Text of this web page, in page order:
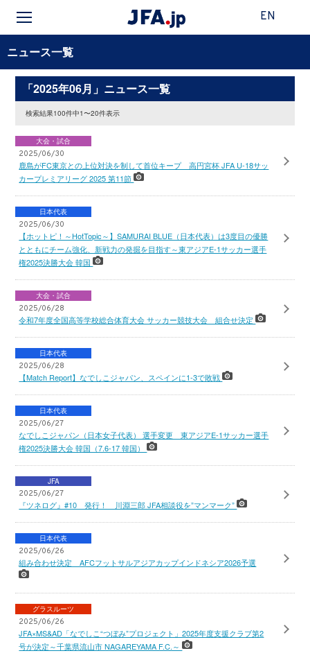
EN
ニュース一覧
「2025年06月」ニュース一覧
検索結果100件中1〜20件表示
大会・試合
2025/06/30
鹿島がFC東京との上位対決を制して首位キープ 高円宮杯 JFA U-18サッ
カープレミアリーグ 2025 第11節
日本代表
2025/06/30
【ホットピ！～HotTopic～】SAMURAI BLUE（日本代表）は3度目の優勝
とともにチーム強化、新戦力の発掘を目指す～東アジアE-1サッカー選手
権2025決勝大会 韓国
大会・試合
2025/06/28
令和7年度全国高等学校総合体育大会 サッカー競技大会 組合せ決定
日本代表
2025/06/28
【Match Report】なでしこジャパン、スペインに1-3で敗戦
日本代表
2025/06/27
なでしこジャパン（日本女子代表） 選手変更 東アジアE-1サッカー選手
権2025決勝大会 韓国（7.6-17 韓国）
JFA
2025/06/27
『ツネログ』#10 発行！ 川淵三郎 JFA相談役を”マンマーク”
日本代表
2025/06/26
組み合わせ決定 AFCフットサルアジアカップインドネシア2026予選
グラスルーツ
2025/06/26
JFA×MS&AD「なでしこ“つぼみ”プロジェクト」2025年度支援クラブ第2
号が決定～千葉県流山市 NAGAREYAMA F.C.～